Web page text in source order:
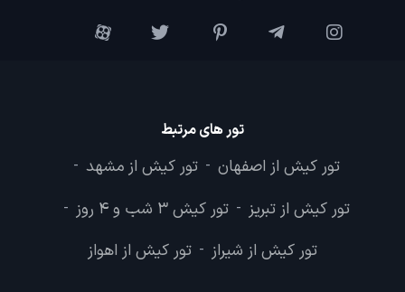
تور های مرتبط
تور کیش از اصفهان - تور کیش از مشهد -
تور کیش از تبریز - تور کیش 3 شب و 4 روز -
تور کیش از شیراز - تور کیش از اهواز